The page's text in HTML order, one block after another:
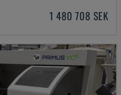
1 480 708 SEK